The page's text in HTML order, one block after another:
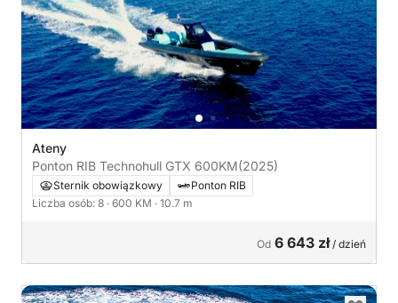
Ateny
Ponton RIB Technohull GTX 600KM(2025)
Sternik obowiązkowy
Ponton RIB
Liczba osób: 8 · 600 KM · 10.7 m
Od 6 643 zł/ dzień